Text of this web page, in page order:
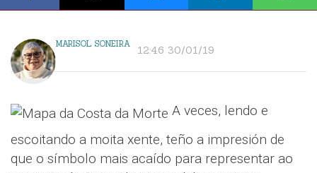
MARISOL SONEIRA 12:46 30/01/19
A veces, lendo e
escoitando a moita xente, teño a impresión de
que o símbolo mais acaído para representar ao